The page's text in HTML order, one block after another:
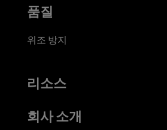
품질
위조 방지
리소스
회사 소개